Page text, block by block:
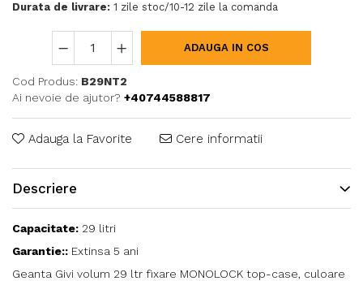
Durata de livrare: 1 zile stoc/10-12 zile la comanda
ADAUGA IN COS
Cod Produs: B29NT2
Ai nevoie de ajutor? +40744588817
Adauga la Favorite Cere informatii
Descriere
Capacitate: 29 litri
Garantie:: Extinsa 5 ani
Geanta Givi volum 29 ltr fixare MONOLOCK top-case, culoare